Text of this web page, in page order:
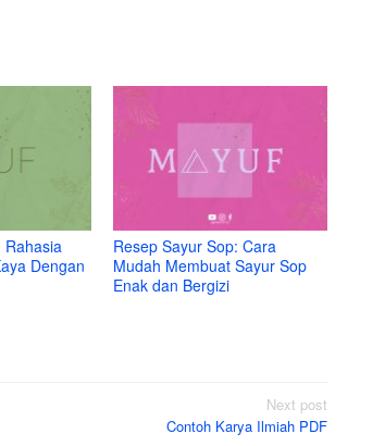
Rahasia
Dengan
Resep Sayur Sop: Cara
Mudah Membuat Sayur Sop
Enak dan Bergizi
Next post
Contoh Karya Ilmiah PDF